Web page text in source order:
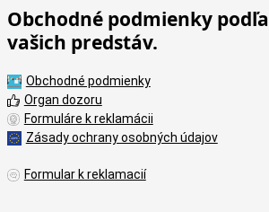
Obchodné podmienky podľa
vašich predstáv.
Obchodné podmienky
Organ dozoru
Formuláre k reklamácii
Zásady ochrany osobných údajov
Formular k reklamacií